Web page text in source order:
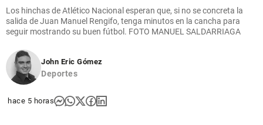
Los hinchas de Atlético Nacional esperan que, si no se concreta la
salida de Juan Manuel Rengifo, tenga minutos en la cancha para
seguir mostrando su buen fútbol. FOTO MANUEL SALDARRIAGA
John Eric Gómez
Deportes
hace 5 horas